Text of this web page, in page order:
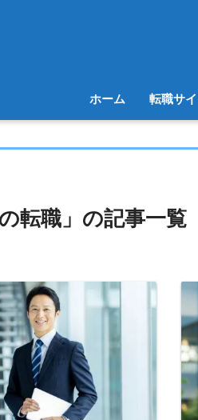
ホーム 転職サイ
転職」の記事一覧